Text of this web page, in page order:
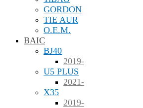
GORDON
TIE AUR
O.E.M.
BAIC
BJ40
2019-
U5 PLUS
2021-
X35
2019-